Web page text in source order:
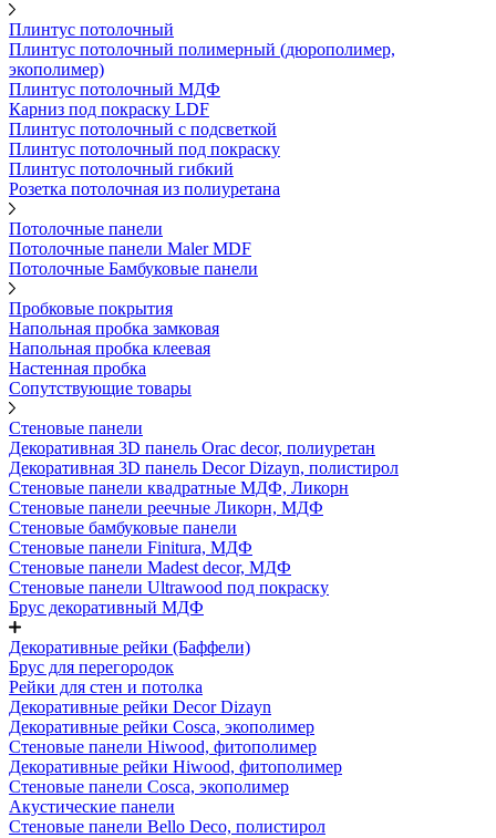
Плинтус потолочный
Плинтус потолочный полимерный (дюрополимер,
экополимер)
Плинтус потолочный МДФ
Карниз под покраску LDF
Плинтус потолочный с подсветкой
Плинтус потолочный под покраску
Плинтус потолочный гибкий
Розетка потолочная из полиуретана
Потолочные панели
Потолочные панели Maler MDF
Потолочные Бамбуковые панели
Пробковые покрытия
Напольная пробка замковая
Напольная пробка клеевая
Настенная пробка
Сопутствующие товары
Стеновые панели
Декоративная 3D панель Orac decor, полиуретан
Декоративная 3D панель Decor Dizayn, полистирол
Стеновые панели квадратные МДФ, Ликорн
Стеновые панели реечные Ликорн, МДФ
Стеновые бамбуковые панели
Стеновые панели Finitura, МДФ
Стеновые панели Madest decor, МДФ
Стеновые панели Ultrawood под покраску
Брус декоративный МДФ
Декоративные рейки (Баффели)
Брус для перегородок
Рейки для стен и потолка
Декоративные рейки Decor Dizayn
Декоративные рейки Cosca, экополимер
Стеновые панели Hiwood, фитополимер
Декоративные рейки Hiwood, фитополимер
Стеновые панели Cosca, экополимер
Акустические панели
Стеновые панели Bello Deco, полистирол